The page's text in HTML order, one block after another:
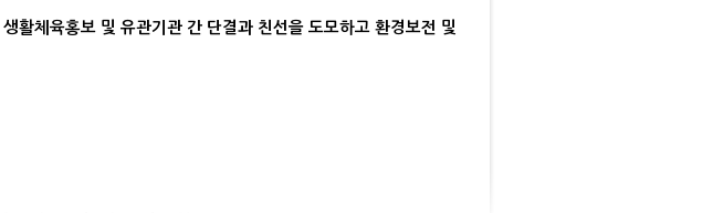
활체육홍보 및 유관기관 간 단결과 친선을 도모하고 환경보전 및